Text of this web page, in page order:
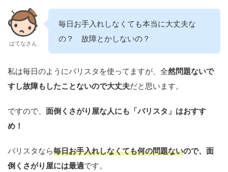
はてなさん
毎日お手入れしなくても本当に大丈夫な
の？ 故障とかしないの？
私は毎日のようにバリスタを使ってますが、全然問題ないで
すし故障もしたことないので大丈夫だと思います。
ですので、 面倒くさがり屋な人にも「バリスタ」はおすす
め！
バリスタなら毎日お手入れしなくても何の問題ないので、面
倒くさがり屋には最適です。